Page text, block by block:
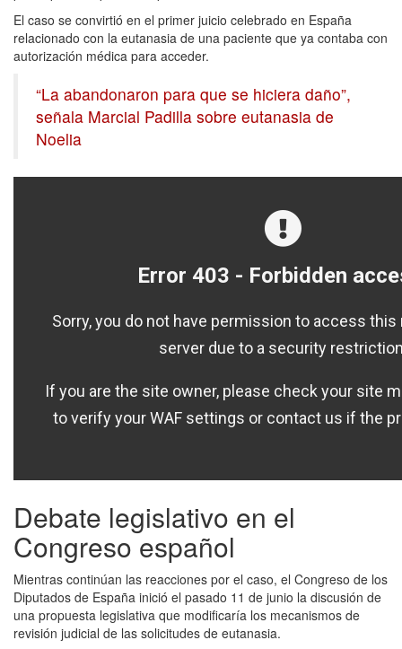
El caso se convirtió en el primer juicio celebrado en España
relacionado con la eutanasia de una paciente que ya contaba con
autorización médica para acceder.
“La abandonaron para que se hiciera daño”,
señala Marcial Padilla sobre eutanasia de
Noelia
Debate legislativo en el
Congreso español
Mientras continúan las reacciones por el caso, el Congreso de los
Diputados de España inició el pasado 11 de junio la discusión de
una propuesta legislativa que modificaría los mecanismos de
revisión judicial de las solicitudes de eutanasia.